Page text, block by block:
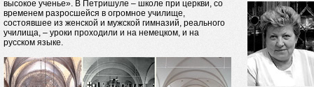
высокое ученье». В Петришуле – школе при церкви, со
временем разросшейся в огромное училище,
состоявшее из женской и мужской гимназий, реального
училища, – уроки проходили и на немецком, и на
русском языке.